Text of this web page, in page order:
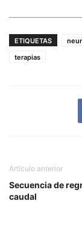
ETIQUETAS
terapias
Artículo anterior
Secuencia de
caudal